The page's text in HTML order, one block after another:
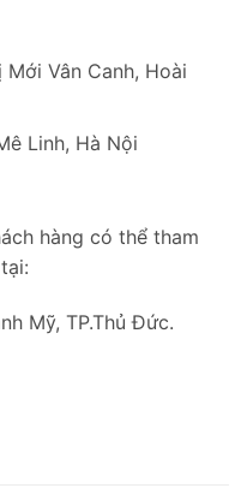
Vân Canh, Hoài
Linh, Hà Nội
hàng có thể tham
Mỹ, TP.Thủ Đức.